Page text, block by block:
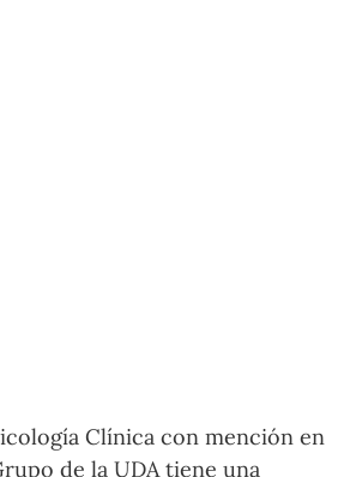
Clínica con mención en
de la UDA tiene una